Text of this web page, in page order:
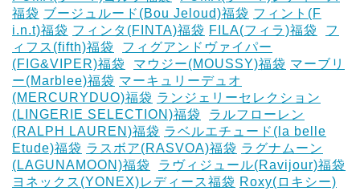
福袋 ブージュルード(Bou Jeloud)福袋 フィント(F
i.n.t)福袋 フィンタ(FINTA)福袋 ‎FILA(フィラ)福袋
フ
ィフス(fifth)福袋
フィグアンドヴァイパー
(FIG&VIPER)福袋
マウジー(MOUSSY)福袋 マーブリ
ー(Marblee)福袋 マーキュリーデュオ
(MERCURYDUO)福袋 ランジェリーセレクション
(LINGERIE SELECTION)福袋
ラルフローレン
(RALPH LAUREN)福袋 ラベルエチュード(la belle
Etude)福袋 ラスボア(RASVOA)福袋 ラグナムーン
(LAGUNAMOON)福袋
ラヴィジュール(Ravijour)福袋
ヨネックス(YONEX)レディース福袋 Roxy(ロキシー)